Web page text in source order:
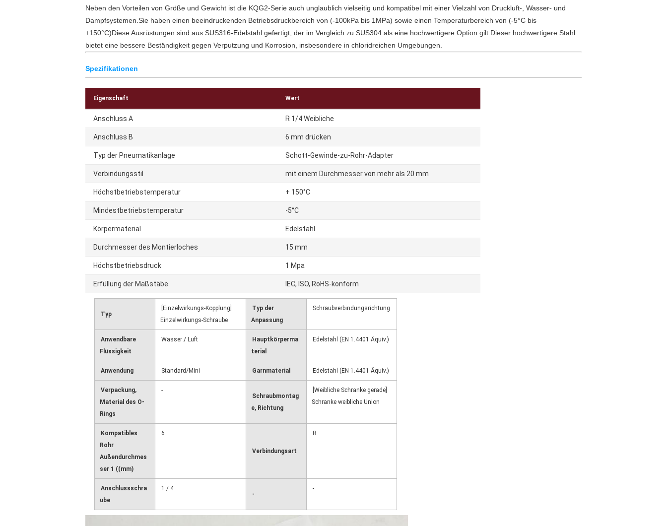
Neben den Vorteilen von Größe und Gewicht ist die KQG2-Serie auch unglaublich vielseitig und kompatibel mit einer Vielzahl von Druckluft-, Wasser- und
Dampfsystemen.Sie haben einen beeindruckenden Betriebsdruckbereich von (-100kPa bis 1MPa) sowie einen Temperaturbereich von (-5°C bis
+150°C)Diese Ausrüstungen sind aus SUS316-Edelstahl gefertigt, der im Vergleich zu SUS304 als eine hochwertigere Option gilt.Dieser hochwertigere Stahl
bietet eine bessere Beständigkeit gegen Verputzung und Korrosion, insbesondere in chloridreichen Umgebungen.
Spezifikationen
Eigenschaft Wert
Anschluss A R 1/4 Weibliche
Anschluss B 6 mm drücken
Typ der Pneumatikanlage Schott-Gewinde-zu-Rohr-Adapter
Verbindungsstil mit einem Durchmesser von mehr als 20 mm
Höchstbetriebstemperatur + 150°C
Mindestbetriebstemperatur -5°C
Körpermaterial Edelstahl
Durchmesser des Montierloches 15 mm
Höchstbetriebsdruck 1 Mpa
Erfüllung der Maßstäbe IEC, ISO, RoHS-konform
Typ
[Einzelwirkungs-Kopplung]
Einzelwirkungs-Schraube
Typ der
Anpassung
Schraubverbindungsrichtung
Anwendbare
Flüssigkeit
Wasser / Luft
Hauptkörperma
terial
Edelstahl (EN 1.4401 Äquiv.)
Anwendung Standard/Mini Garnmaterial Edelstahl (EN 1.4401 Äquiv.)
Verpackung,
Material des O-
Rings
-
Schraubmontag
e, Richtung
[Weibliche Schranke gerade]
Schranke weibliche Union
Kompatibles
Rohr
Außendurchmes
ser 1 ((mm)
6
Verbindungsart
R
Anschlussschra
ube
1 / 4
-
-